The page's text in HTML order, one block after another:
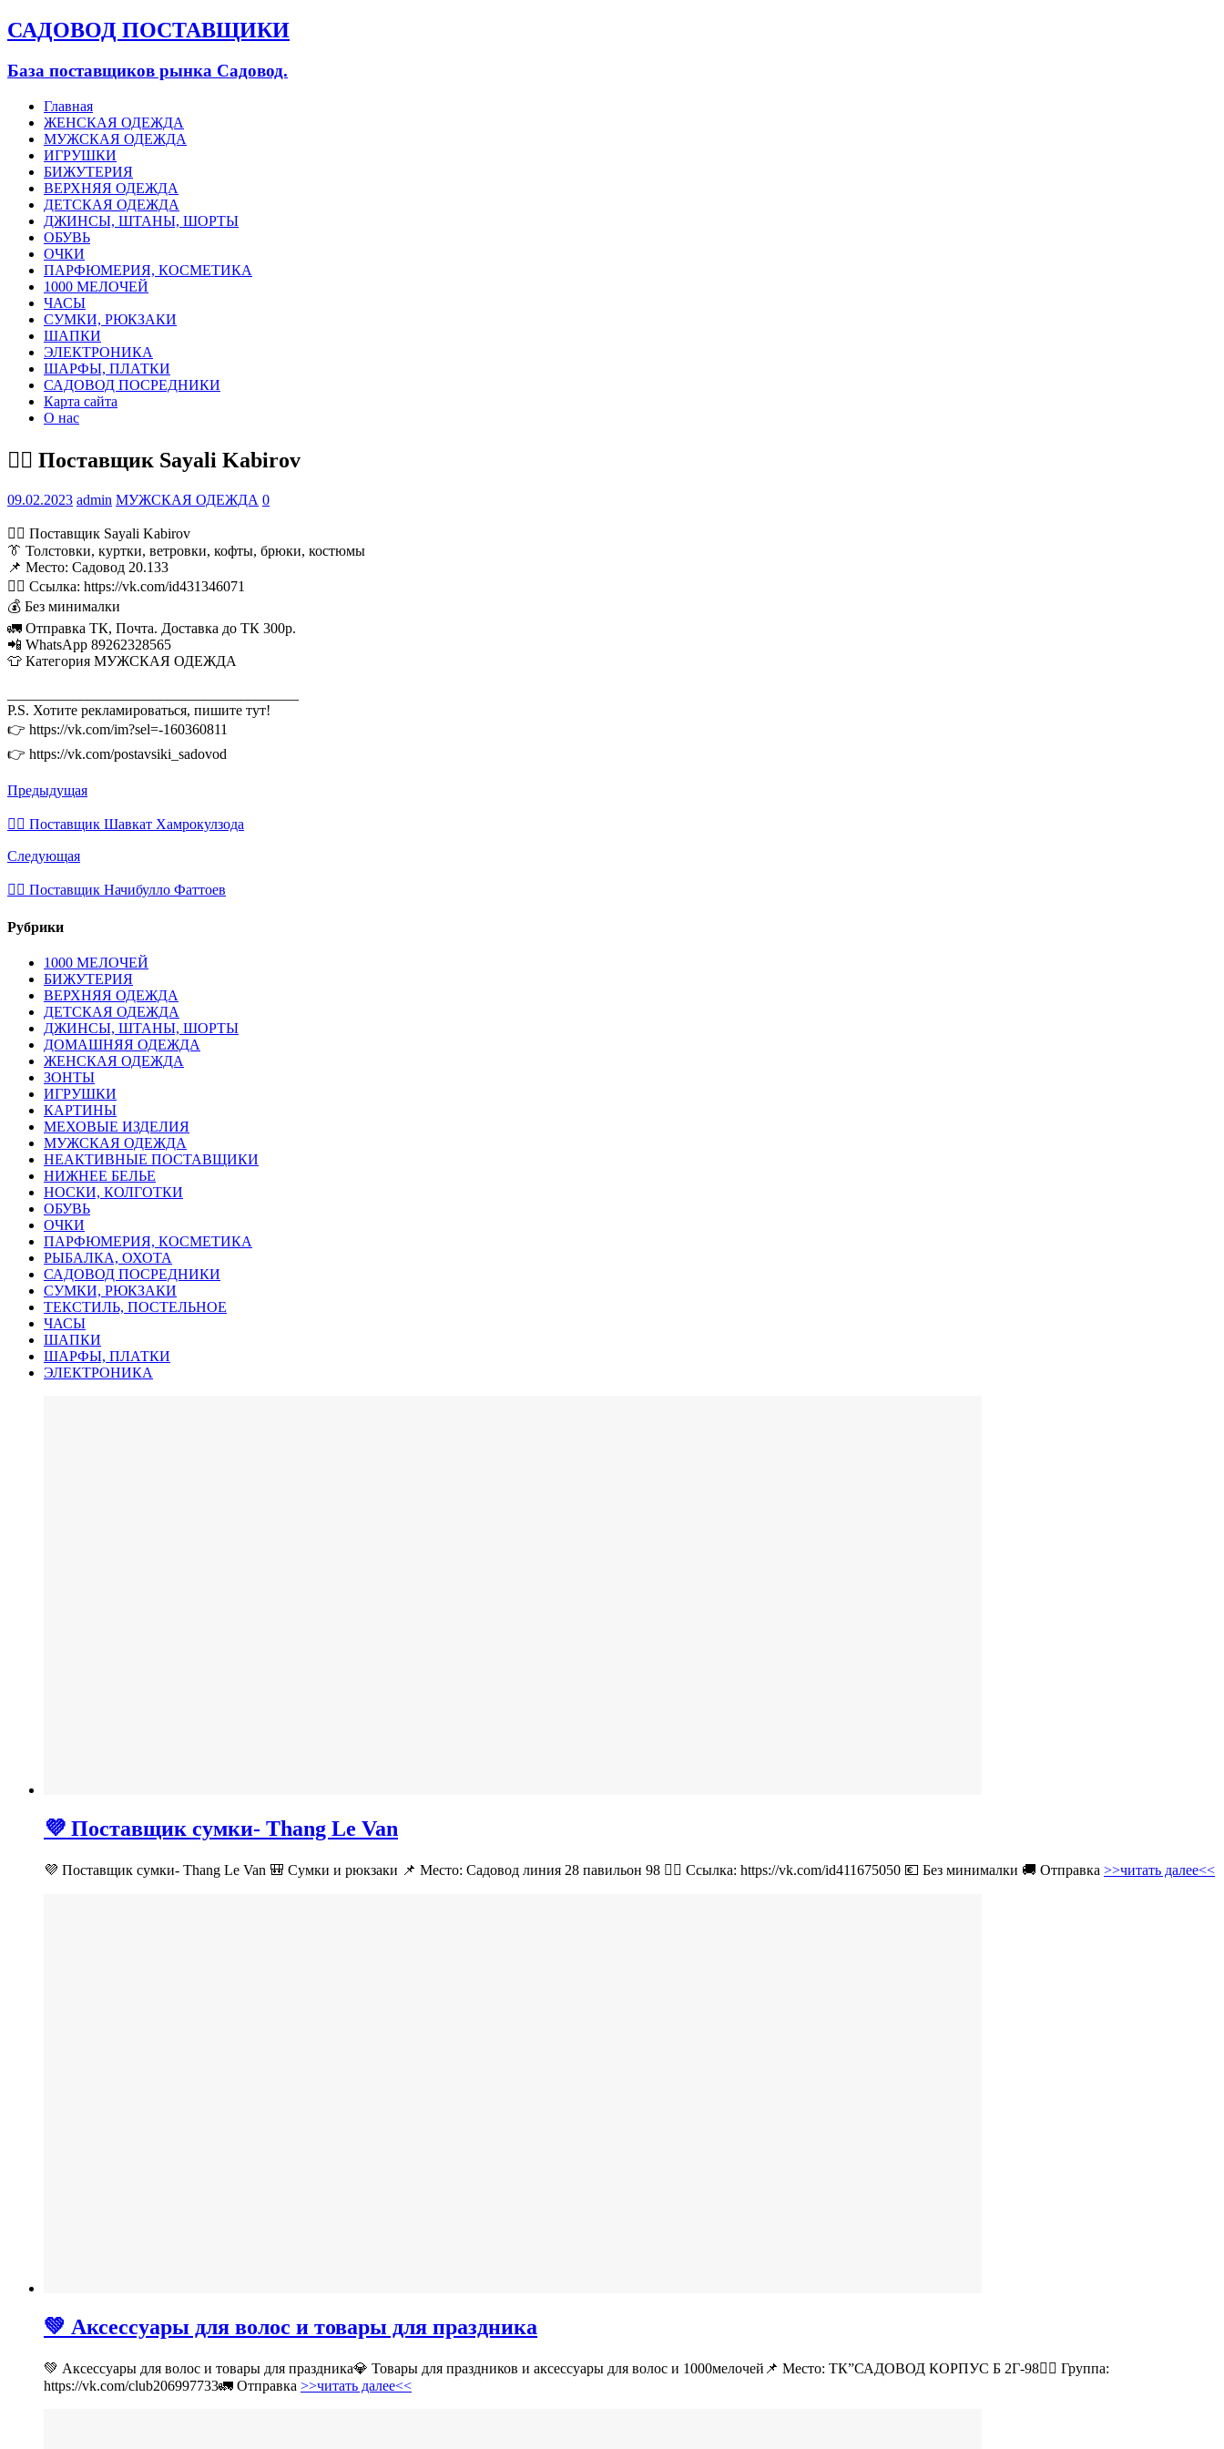
САДОВОД ПОСТАВЩИКИ
База поставщиков рынка Садовод.
Главная
ЖЕНСКАЯ ОДЕЖДА
МУЖСКАЯ ОДЕЖДА
ИГРУШКИ
БИЖУТЕРИЯ
ВЕРХНЯЯ ОДЕЖДА
ДЕТСКАЯ ОДЕЖДА
ДЖИНСЫ, ШТАНЫ, ШОРТЫ
ОБУВЬ
ОЧКИ
ПАРФЮМЕРИЯ, КОСМЕТИКА
1000 МЕЛОЧЕЙ
ЧАСЫ
СУМКИ, РЮКЗАКИ
ШАПКИ
ЭЛЕКТРОНИКА
ШАРФЫ, ПЛАТКИ
САДОВОД ПОСРЕДНИКИ
Карта сайта
О нас
💁‍♂ Поставщик Sayali Kabirov
09.02.2023 admin МУЖСКАЯ ОДЕЖДА 0
💁‍♂ Поставщик Sayali Kabirov
👔 Толстовки, куртки, ветровки, кофты, брюки, костюмы
📌 Место: Садовод 20.133
👉🏻 Ссылка: https://vk.com/id431346071
💰 Без минималки
🚛 Отправка ТК, Почта. Доставка до ТК 300р.
📲 WhatsApp 89262328565
👕 Категория МУЖСКАЯ ОДЕЖДА
P.S. Хотите рекламироваться, пишите тут!
👉 https://vk.com/im?sel=-160360811
👉 https://vk.com/postavsiki_sadovod
Предыдущая
💁‍♂ Поставщик Шавкат Хамрокулзода
Следующая
💁‍♂ Поставщик Начибулло Фаттоев
Рубрики
1000 МЕЛОЧЕЙ
БИЖУТЕРИЯ
ВЕРХНЯЯ ОДЕЖДА
ДЕТСКАЯ ОДЕЖДА
ДЖИНСЫ, ШТАНЫ, ШОРТЫ
ДОМАШНЯЯ ОДЕЖДА
ЖЕНСКАЯ ОДЕЖДА
ЗОНТЫ
ИГРУШКИ
КАРТИНЫ
МЕХОВЫЕ ИЗДЕЛИЯ
МУЖСКАЯ ОДЕЖДА
НЕАКТИВНЫЕ ПОСТАВЩИКИ
НИЖНЕЕ БЕЛЬЕ
НОСКИ, КОЛГОТКИ
ОБУВЬ
ОЧКИ
ПАРФЮМЕРИЯ, КОСМЕТИКА
РЫБАЛКА, ОХОТА
САДОВОД ПОСРЕДНИКИ
СУМКИ, РЮКЗАКИ
ТЕКСТИЛЬ, ПОСТЕЛЬНОЕ
ЧАСЫ
ШАПКИ
ШАРФЫ, ПЛАТКИ
ЭЛЕКТРОНИКА
💜 Поставщик сумки- Thang Le Van
💜 Поставщик сумки- Thang Le Van 🎒 Сумки и рюкзаки 📌 Место: Садовод линия 28 павильон 98 👉🏻 Ссылка: https://vk.com/id411675050 💶 Без минималки 🚚 Отправка >>читать далее<<
💚 Аксессуары для волос и товары для праздника
💚 Аксессуары для волос и товары для праздника💎 Товары для праздников и аксессуары для волос и 1000мелочей📌 Место: ТК”САДОВОД КОРПУС Б 2Г-98👉🏻 Группа:
https://vk.com/club206997733🚛 Отправка >>читать далее<<